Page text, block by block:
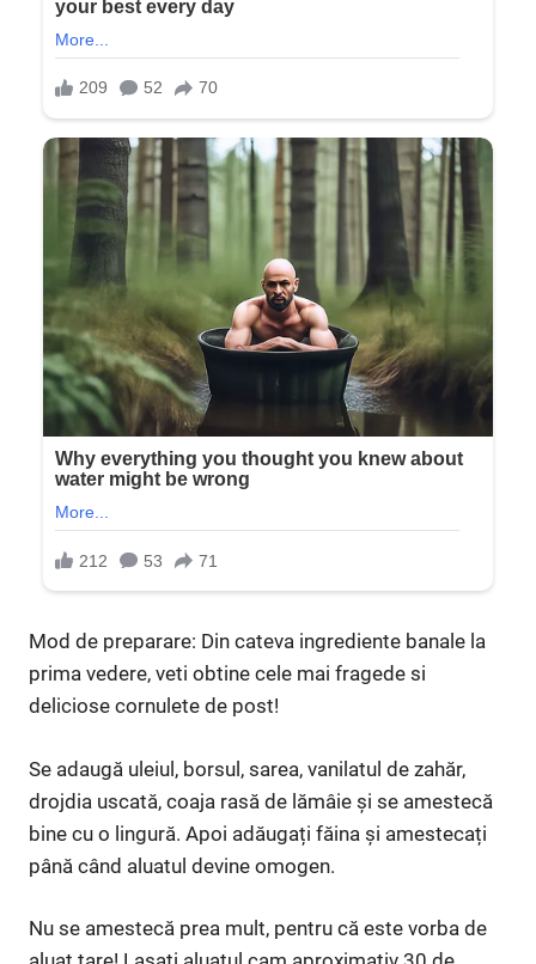
Mod de preparare: Din cateva ingrediente banale la
prima vedere, veti obtine cele mai fragede si
deliciose cornulete de post!
Se adaugă uleiul, borsul, sarea, vanilatul de zahăr,
drojdia uscată, coaja rasă de lămâie și se amestecă
bine cu o lingură. Apoi adăugați făina și amestecați
până când aluatul devine omogen.
Nu se amestecă prea mult, pentru că este vorba de